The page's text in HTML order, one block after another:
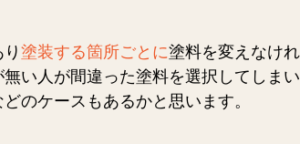
塗装する箇所ごとに塗料を変えなけ
い人が間違った塗料を選択してしまい
のケースもあるかと思います。